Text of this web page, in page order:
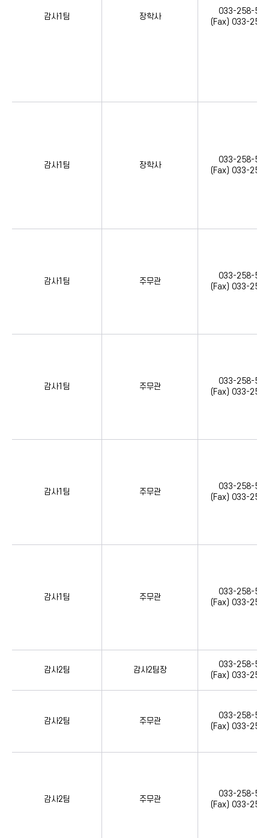
감사1팀 장학사
033-258-
(Fax) 033-
감사1팀 장학사
033-258-
(Fax) 033-
감사1팀 주무관
033-258-
(Fax) 033-
감사1팀 주무관
033-258-
(Fax) 033-
감사1팀 주무관
033-258-
(Fax) 033-
감사1팀 주무관
033-258-
(Fax) 033-
감사2팀 감사2팀장
033-258-
(Fax) 033-
감사2팀 주무관
033-258-
(Fax) 033-
감사2팀 주무관
033-258-
(Fax) 033-